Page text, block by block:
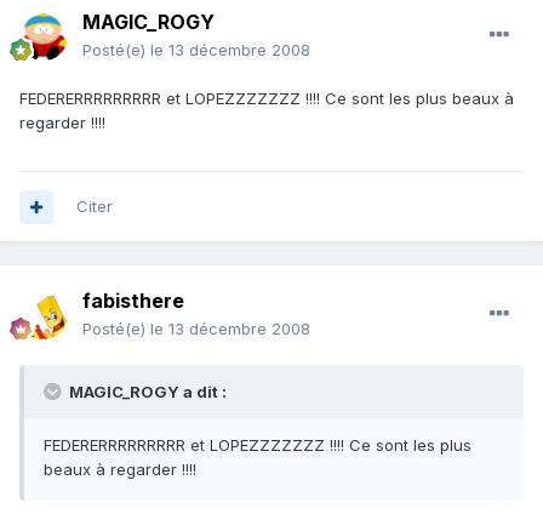
MAGIC_ROGY
Posté(e) le 13 décembre 2008
FEDERERRRRRRRRR et LOPEZZZZZZZ !!!! Ce sont les plus beaux à
regarder !!!!
Citer
fabisthere
Posté(e) le 13 décembre 2008
MAGIC_ROGY a dit :
FEDERERRRRRRRRR et LOPEZZZZZZZ !!!! Ce sont les plus
beaux à regarder !!!!